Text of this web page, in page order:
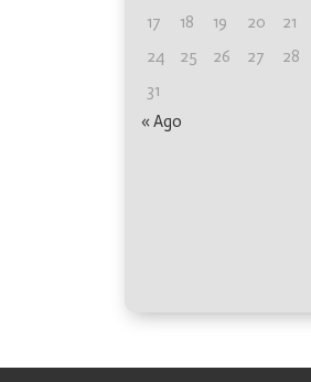
17
18 19 20 21
24
25 26 27 28
31
« Ago